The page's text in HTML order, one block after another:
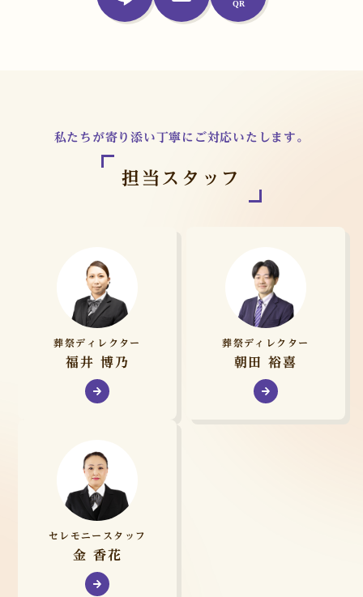
私たちが寄り添い丁寧にご対応いたします。
担当スタッフ
葬祭ディレクター
福井 博乃
葬祭ディレクター
朝田 裕喜
セレモニースタッフ
金 香花